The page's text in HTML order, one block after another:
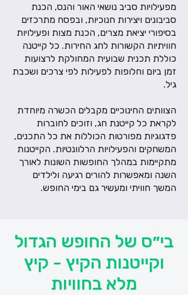
מפעילויות סביב נושאי האור והנס, הכנת
סביבונים ויצירות חנוכיות, ובפסח מתרכזים
בסיפורי יציאת מצרים, הכנת מצות ופעילויות
חוויתיות הקשורות לחג החירות. כל קייטנה
כוללת תכנית שבועית המחולקת לרצועות
זמן ביום וחלופות לפעילות לפי צרכים ושכבת
גיל.
הצוותים החינוכיים מקבלים הכשרה מיוחדת
לקראת כל קייטנת חג, וזוכים לחוברות
פדגוגיות מפורטות הכוללות את כל התכנים,
המשחקים והפעילויות הרלוונטיות. הקייטנות
מתקיימות במהלך החופשות השונות לאורך
השנה ומאפשרות להורים רגיעה ולילדים
המשך חוויתי ומעשיר גם בימי החופש.
בי״ס של החופש הגדול
וקייטנות הקיץ - קיץ
מלא בחוויות